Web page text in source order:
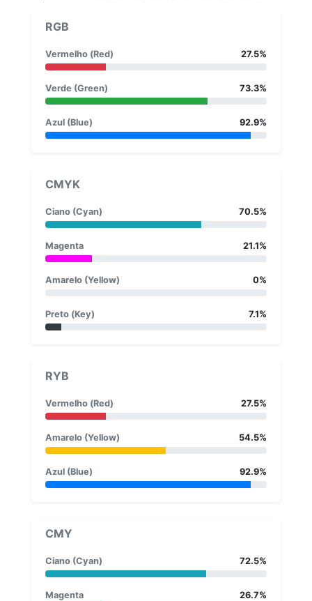
RGB
Vermelho (Red) 27.5%
Verde (Green) 73.3%
Azul (Blue) 92.9%
CMYK
Ciano (Cyan) 70.5%
Magenta 21.1%
Amarelo (Yellow) 0%
Preto (Key) 7.1%
RYB
Vermelho (Red) 27.5%
Amarelo (Yellow) 54.5%
Azul (Blue) 92.9%
CMY
Ciano (Cyan) 72.5%
Magenta 26.7%